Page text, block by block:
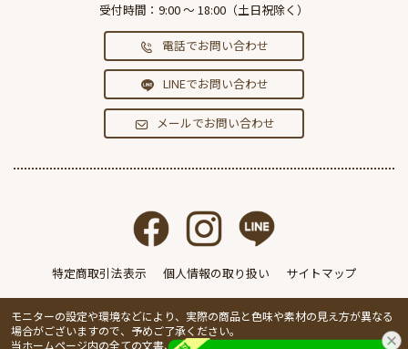
受付時間：9:00 ～ 18:00（土日祝除く）
電話でお問い合わせ
LINEでお問い合わせ
メールでお問い合わせ
特定商取引法表示 個人情報の取り扱い サイトマップ
モニターの設定や環境などにより、実際の商品と色味や素材の見え方が異なる
場合がございますので、予めご了承ください。
当ホームページ内の全ての文書、画像の無断転載・複製を禁止します。